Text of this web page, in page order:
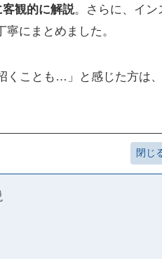
観的に解説。さらに、イン
にまとめました。
くことも…」と感じた方は